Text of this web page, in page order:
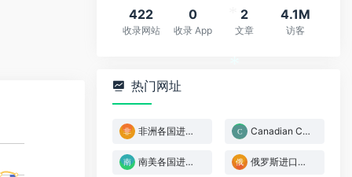
422
收录网站
0
收录 App
2
文章
4.1M
访客
热门网址
非洲各国进口关税 Canadian Customs Tariff
南美各国进口关税 俄罗斯进口关税查询
*